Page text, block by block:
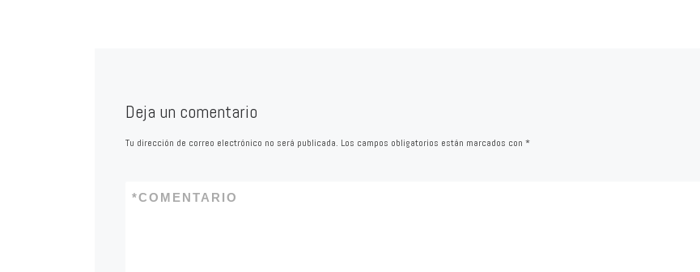
Deja un comentario
Tu dirección de correo electrónico no será publicada. Los campos obligatorios están marcados con *
COMENTARIO
*